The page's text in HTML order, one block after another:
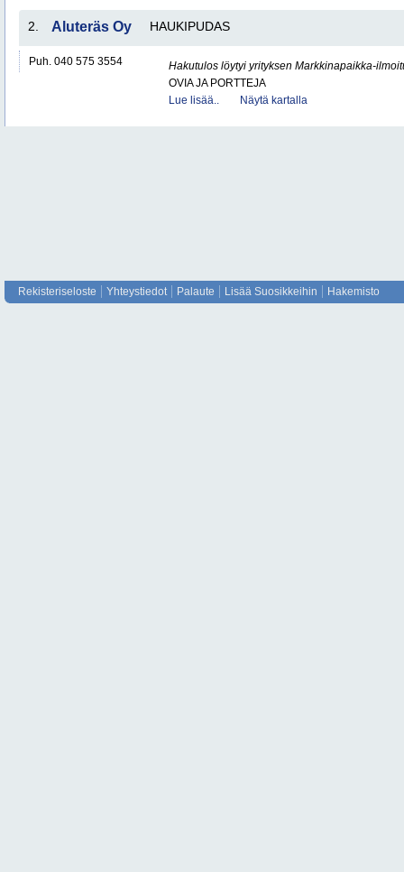
2. Aluteräs Oy HAUKIPUDAS
Puh. 040 575 3554
Hakutulos löytyi yrityksen Markkinapaikka-
OVIA JA PORTTEJA
Lue lisää..
Näytä kartalla
Rekisteriseloste Yhteystiedot Palaute Lisää Suosikkeihin Hakemisto